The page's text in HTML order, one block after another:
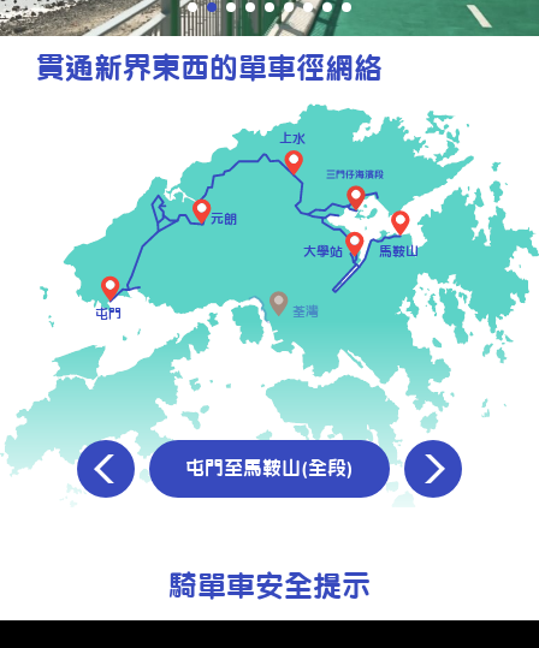
貫通新界東西的單車徑網絡
屯門至馬鞍山(全段)
屯門
元朗
上水
大學站 馬鞍山
荃灣
三門仔海濱段
騎單車安全提示